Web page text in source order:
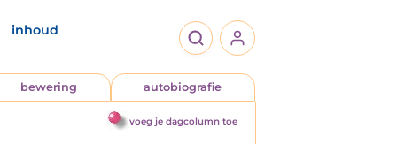
inhoud
bewering autobiografie
voeg je dagcolumn toe